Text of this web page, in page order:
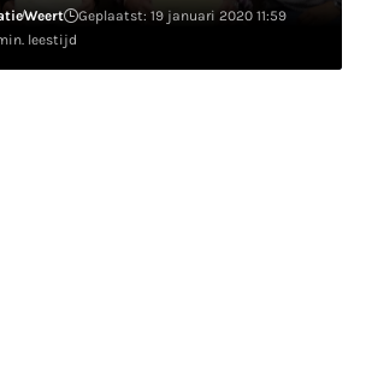
Weert
Geplaatst: 19 januari 2020 11:59
leestijd